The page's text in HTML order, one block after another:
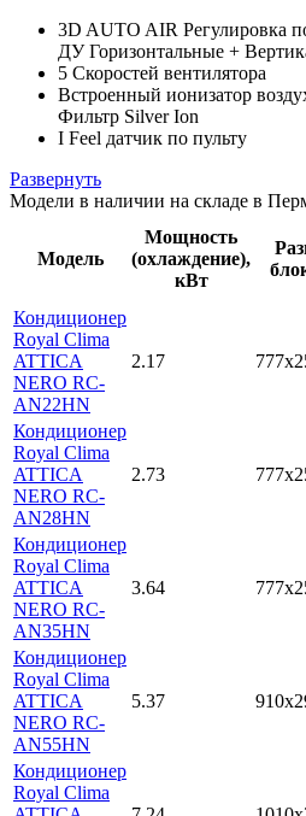
3D AUTO AIR Регулировка
ДУ Горизонтальные +
5 Скоростей вентилятора
Встроенный ионизатор
Фильтр Silver Ion
I Feel датчик по пульту
Развернуть
Модели в наличии на складе в
Модель
Мощность
(охлаждение),
кВт
Кондиционер
Royal Clima
ATTICA
NERO RC-
AN22HN
2.17
Кондиционер
Royal Clima
ATTICA
NERO RC-
AN28HN
2.73
Кондиционер
Royal Clima
ATTICA
NERO RC-
AN35HN
3.64
Кондиционер
Royal Clima
ATTICA
NERO RC-
AN55HN
5.37
Кондиционер
Royal Clima